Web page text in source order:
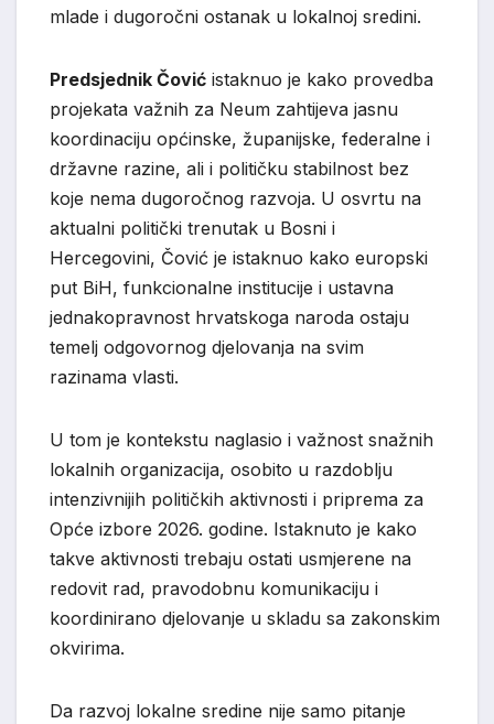
mlade i dugoročni ostanak u lokalnoj sredini.
Predsjednik Čović istaknuo je kako provedba
projekata važnih za Neum zahtijeva jasnu
koordinaciju općinske, županijske, federalne i
državne razine, ali i političku stabilnost bez
koje nema dugoročnog razvoja. U osvrtu na
aktualni politički trenutak u Bosni i
Hercegovini, Čović je istaknuo kako europski
put BiH, funkcionalne institucije i ustavna
jednakopravnost hrvatskoga naroda ostaju
temelj odgovornog djelovanja na svim
razinama vlasti.
U tom je kontekstu naglasio i važnost snažnih
lokalnih organizacija, osobito u razdoblju
intenzivnijih političkih aktivnosti i priprema za
Opće izbore 2026. godine. Istaknuto je kako
takve aktivnosti trebaju ostati usmjerene na
redovit rad, pravodobnu komunikaciju i
koordinirano djelovanje u skladu sa zakonskim
okvirima.
Da razvoj lokalne sredine nije samo pitanje